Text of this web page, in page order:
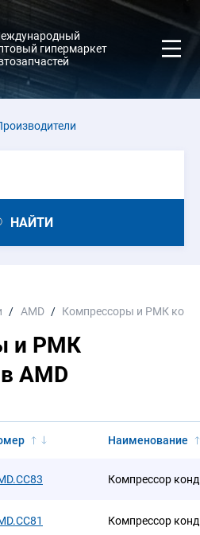
гипермаркет
НАЙТИ
AMD Компрессоры и РМК
и РМК
AMD
Наименование
Компрессор
Компрессор